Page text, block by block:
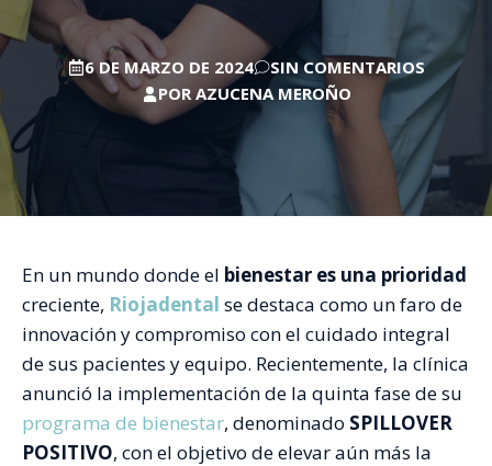
6 DE MARZO DE 2024
SIN COMENTARIOS
PORAZUCENA MEROÑO
En un mundo donde el bienestar es una prioridad
creciente, Riojadental se destaca como un faro de
innovación y compromiso con el cuidado integral
de sus pacientes y equipo. Recientemente, la clínica
anunció la implementación de la quinta fase de su
programa de bienestar, denominado SPILLOVER
POSITIVO, con el objetivo de elevar aún más la